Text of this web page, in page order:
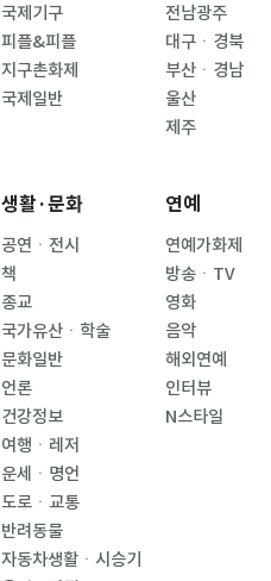
국제기구
피플&피플
지구촌화제
국제일반
전남광주
대구ㆍ경북
부산ㆍ경남
울산
제주
생활·문화
공연ㆍ전시
책
종교
국가유산ㆍ학술
문화일반
언론
건강정보
여행ㆍ레저
운세ㆍ명언
도로ㆍ교통
반려동물
자동차생활ㆍ시승기
연예
연예가화제
방송ㆍTV
영화
음악
해외연예
인터뷰
N스타일